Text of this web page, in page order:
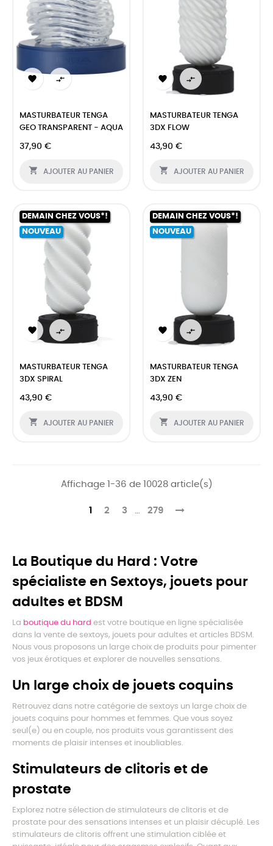
 
MASTURBATEUR TENGA
GEO TRANSPARENT - AQUA
37,90 €
 AJOUTER AU PANIER
 
MASTURBATEUR TENGA
3DX FLOW
43,90 €
 AJOUTER AU PANIER
DEMAIN CHEZ VOUS*!
NOUVEAU
 
MASTURBATEUR TENGA
3DX SPIRAL
43,90 €
 AJOUTER AU PANIER
DEMAIN CHEZ VOUS*!
NOUVEAU
 
MASTURBATEUR TENGA
3DX ZEN
43,90 €
 AJOUTER AU PANIER
Affichage 1-36 de 10028 article(s)
1 2 3 … 279
La Boutique du Hard : Votre
spécialiste en Sextoys, jouets pour
adultes et BDSM
La boutique du hard est votre boutique en ligne spécialisée
dans la vente de sextoys, jouets pour adultes et articles BDSM.
Nous vous proposons un large choix de produits pour pimenter
vos jeux érotiques et explorer de nouvelles sensations.
Un large choix de jouets coquins
Retrouvez dans notre catégorie de sextoys un large choix de
jouets coquins pour hommes et femmes. Que vous soyez
seul(e) ou en couple, nos produits vous garantissent des
moments de plaisir intenses et inoubliables.
Stimulateurs de clitoris et de
prostate
Explorez notre sélection de stimulateurs de clitoris et de
prostate pour des sensations intenses et un plaisir décuplé. Les
stimulateurs de clitoris offrent une stimulation ciblée et